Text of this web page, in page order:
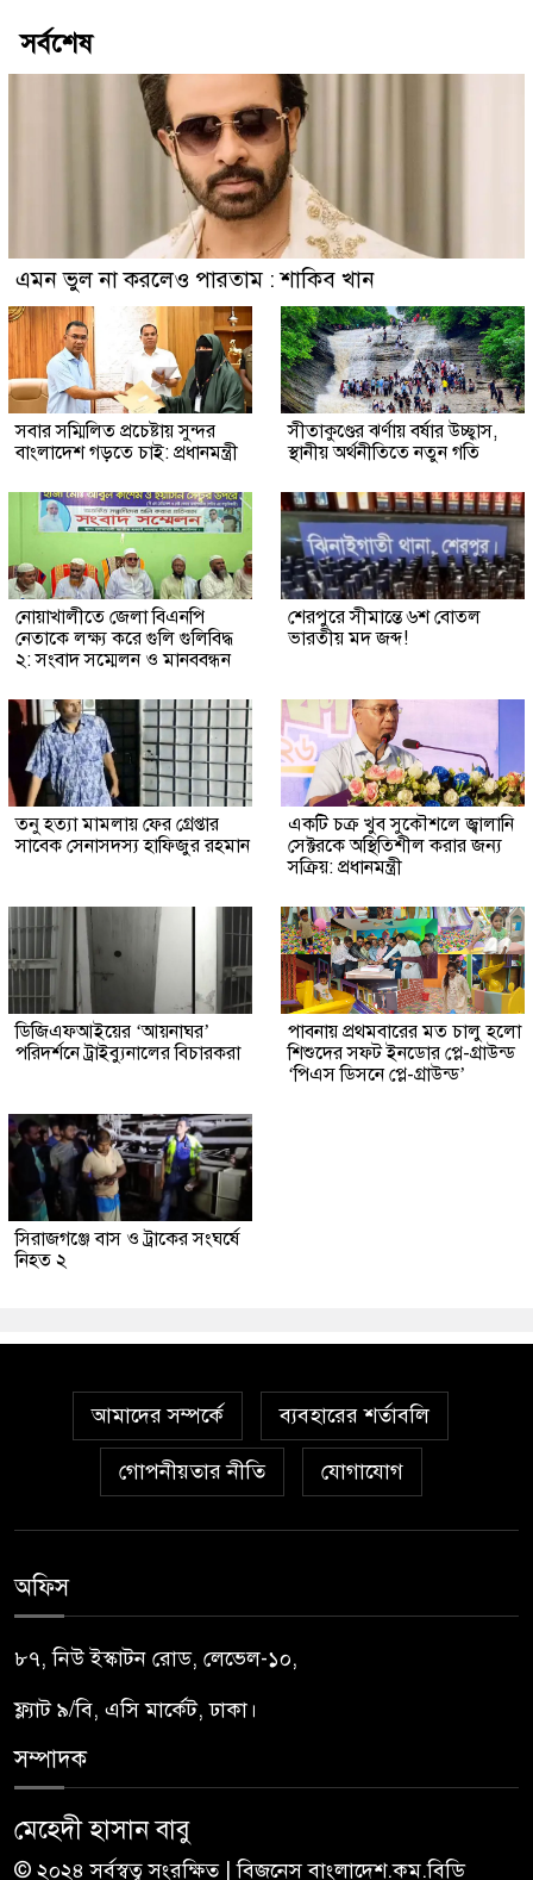
সর্বশেষ
এমন ভুল না করলেও পারতাম : শাকিব খান
সবার সম্মিলিত প্রচেষ্টায় সুন্দর
বাংলাদেশ গড়তে চাই: প্রধানমন্ত্রী
সীতাকুণ্ডের ঝর্ণায় বর্ষার উচ্ছ্বাস,
স্থানীয় অর্থনীতিতে নতুন গতি
নোয়াখালীতে জেলা বিএনপি
নেতাকে লক্ষ্য করে গুলি গুলিবিদ্ধ
২: সংবাদ সম্মেলন ও মানববন্ধন
শেরপুরে সীমান্তে ৬শ বোতল
ভারতীয় মদ জব্দ!
তনু হত্যা মামলায় ফের গ্রেপ্তার
সাবেক সেনাসদস্য হাফিজুর রহমান
একটি চক্র খুব সুকৌশলে জ্বালানি
সেক্টরকে অস্থিতিশীল করার জন্য
সক্রিয়: প্রধানমন্ত্রী
ডিজিএফআইয়ের ‘আয়নাঘর’
পরিদর্শনে ট্রাইব্যুনালের বিচারকরা
পাবনায় প্রথমবারের মত চালু হলো
শিশুদের সফট ইনডোর প্লে-গ্রাউন্ড
‘পিএস ডিসনে প্লে-গ্রাউন্ড’
সিরাজগঞ্জে বাস ও ট্রাকের সংঘর্ষে
নিহত ২
আমাদের সম্পর্কে ব্যবহারের শর্তাবলি
গোপনীয়তার নীতি যোগাযোগ
অফিস
৮৭, নিউ ইস্কাটন রোড, লেভেল-১০,
ফ্ল্যাট ৯/বি, এসি মার্কেট, ঢাকা।
সম্পাদক
মেহেদী হাসান বাবু
© ২০২৪ সর্বস্বত্ব সংরক্ষিত | বিজনেস বাংলাদেশ.কম.বিডি